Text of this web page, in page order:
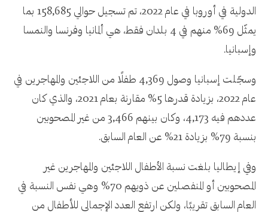
الدولية في أوروبا في عام 2022، تم تسجيل حوالي 158,685 بما
يمثّل 69% منهم في 4 بلدان فقط، هي ألمانيا وفرنسا والنمسا
وإسبانيا.
وسجّلت إسبانيا وصول 4,369 طفلًا من اللاجئين والمهاجرين في
عام 2022، بزيادة قدرها 5% مقارنة بعام 2021، والذي كان
عددهم فيه 4,173، وكان بينهم 3,466 من غير المصحوبين
بنسبة 79% بزيادة 21% عن العام السابق.
وفي إيطاليا بلغت نسبة الأطفال اللاجئين والمهاجرين غير
المصحوبين أو المنفصلين عن ذويهم 70% وهي نفس النسبة في
العام السابق تقريبًا، ولكن ارتفع العدد الإجمالي للأطفال من